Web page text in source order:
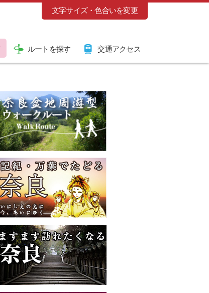
文字サイズ・色合いを変更
ルートを探す 交通アクセス